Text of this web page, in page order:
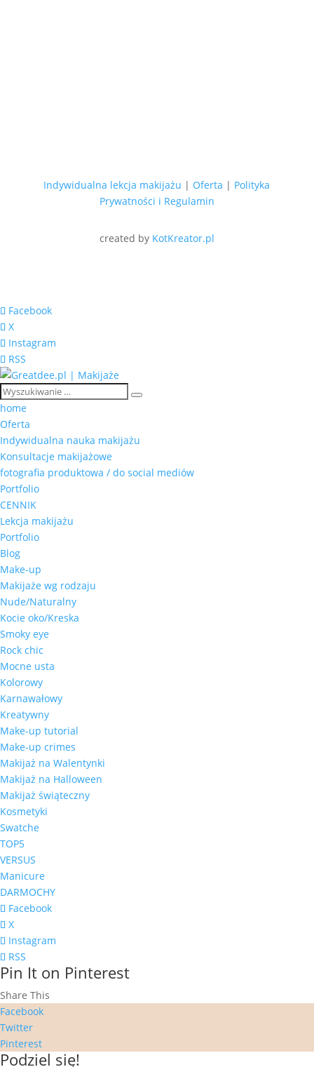
Indywidualna lekcja makijażu | Oferta | Polityka
Prywatności i Regulamin
created by KotKreator.pl
Facebook
X
Instagram
RSS
home
Oferta
Indywidualna nauka makijażu
Konsultacje makijażowe
fotografia produktowa / do social mediów
Portfolio
CENNIK
Lekcja makijażu
Portfolio
Blog
Make-up
Makijaże wg rodzaju
Nude/Naturalny
Kocie oko/Kreska
Smoky eye
Rock chic
Mocne usta
Kolorowy
Karnawałowy
Kreatywny
Make-up tutorial
Make-up crimes
Makijaż na Walentynki
Makijaż na Halloween
Makijaż świąteczny
Kosmetyki
Swatche
TOP5
VERSUS
Manicure
DARMOCHY
Facebook
X
Instagram
RSS
Pin It on Pinterest
Share This
Facebook
Twitter
Pinterest
Podziel się!